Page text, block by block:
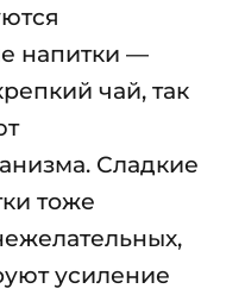
напитки —
чай, так
Сладкие
тоже
усиление